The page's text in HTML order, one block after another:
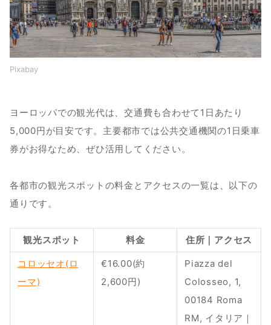
Pixabay
ヨーロッパでの観光代は、交通費も合わせて1日あたり
5,000円が目安です。主要都市では公共交通機関の1日乗車
券がお得なため、ぜひ活用してください。
各都市の観光スポットの料金とアクセスの一覧は、以下の
通りです。
観光スポット 料金 住所｜アクセス
コロッセオ(ロ
ーマ)
€16.00(約
2,600円)
Piazza del
Colosseo, 1,
00184 Roma
RM, イタリア｜